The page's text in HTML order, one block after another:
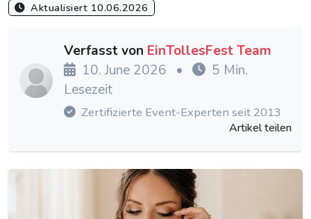
Aktualisiert 10.06.2026
Verfasst von EinTollesFest Team
10. June 2026
•
5 Min.
Lesezeit
Zertifizierte Event-Experten seit 2013
Artikel teilen